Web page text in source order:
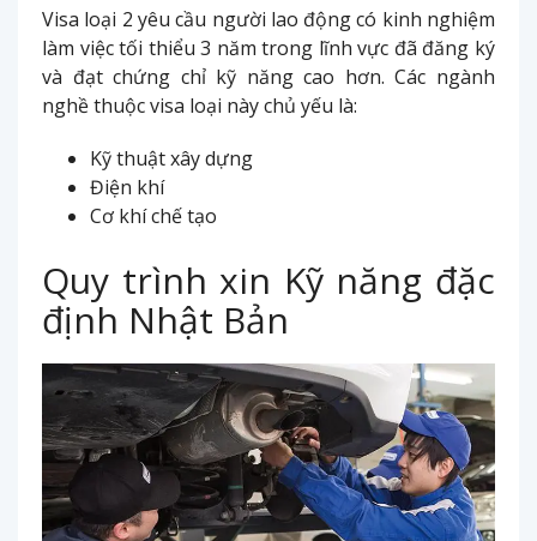
Visa loại 2 yêu cầu người lao động có kinh nghiệm
làm việc tối thiểu 3 năm trong lĩnh vực đã đăng ký
và đạt chứng chỉ kỹ năng cao hơn. Các ngành
nghề thuộc visa loại này chủ yếu là:
Kỹ thuật xây dựng
Điện khí
Cơ khí chế tạo
Quy trình xin Kỹ năng đặc
định Nhật Bản